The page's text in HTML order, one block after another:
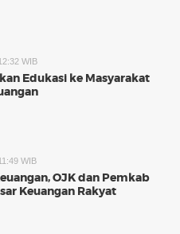
WIB
Edukasi ke Masyarakat
WIB
OJK dan Pemkab
Keuangan Rakyat